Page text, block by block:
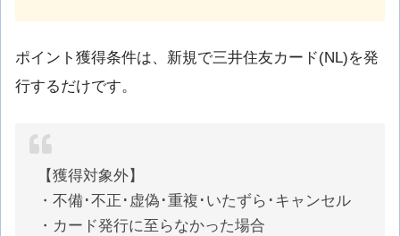
ポイント獲得条件は、新規で三井住友カード(NL)を発
行するだけです。
【獲得対象外】
・不備･不正･虚偽･重複･いたずら･キャンセル
・カード発行に至らなかった場合